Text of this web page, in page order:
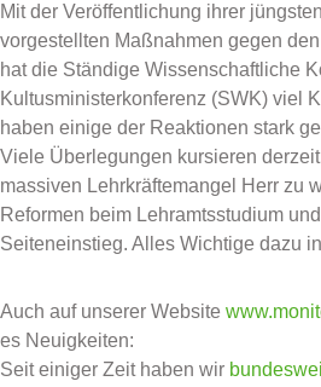
Mit der Veröffentlichung ihrer
vorgestellten Maßnahmen gegen
hat die Ständige Wissenschaftliche
Kultusministerkonferenz (SWK) viel
haben einige der Reaktionen stark
Viele Überlegungen kursieren
massiven Lehrkräftemangel Herr zu
Reformen beim Lehramtsstudium
Seiteneinstieg. Alles Wichtige dazu
Auch auf unserer Website
es Neuigkeiten:
Seit einiger Zeit haben wir